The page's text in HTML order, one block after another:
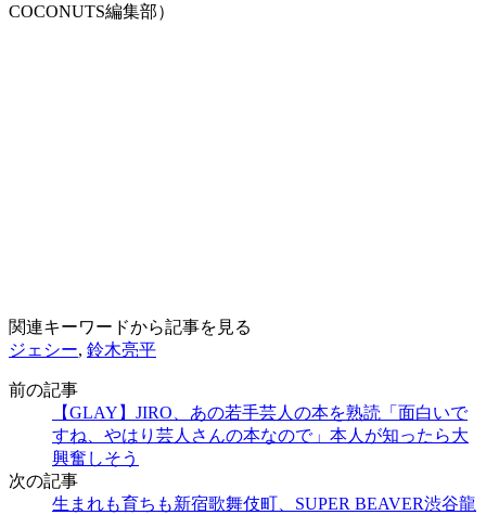
COCONUTS編集部）
関連キーワードから記事を見る
ジェシー, 鈴木亮平
前の記事
【GLAY】JIRO、あの若手芸人の本を熟読「面白いで
すね、やはり芸人さんの本なので」本人が知ったら大
興奮しそう
次の記事
生まれも育ちも新宿歌舞伎町、SUPER BEAVER渋谷龍